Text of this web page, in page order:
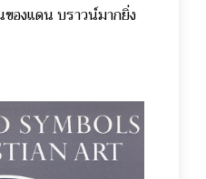
องแดน บราวน์มากยิ่ง